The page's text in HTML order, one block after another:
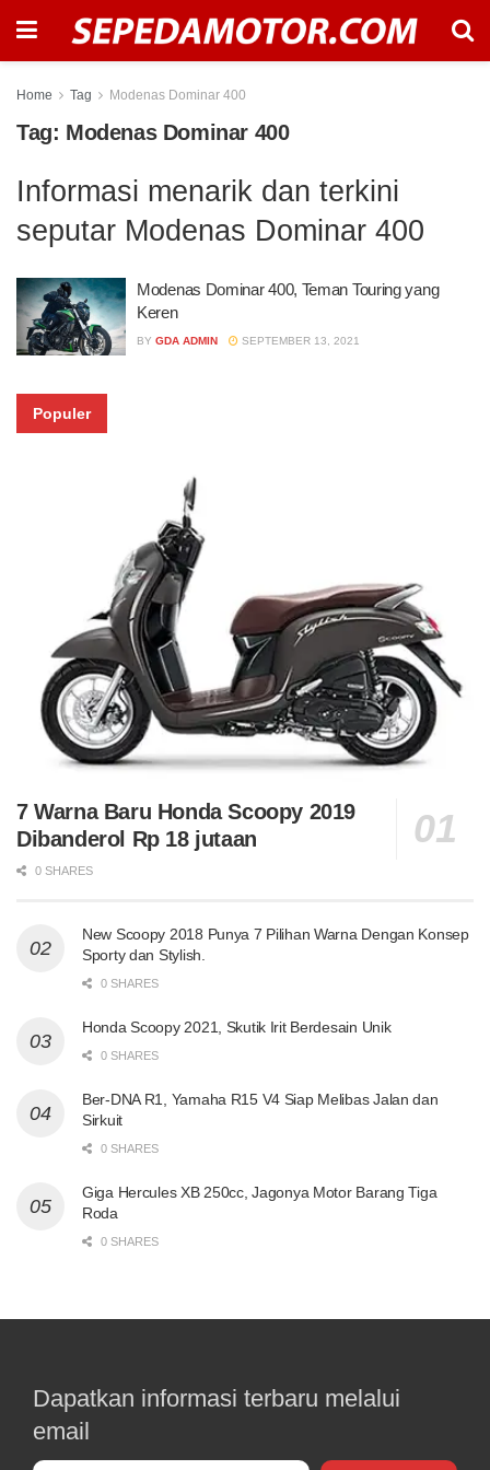
Home Tag Modenas Dominar 400
Tag: Modenas Dominar 400
Informasi menarik dan terkini
seputar Modenas Dominar 400
Modenas Dominar 400, Teman Touring yang
Keren
BY GDA ADMIN SEPTEMBER 13, 2021
Populer
7 Warna Baru Honda Scoopy 2019
Dibanderol Rp 18 jutaan
0 SHARES
New Scoopy 2018 Punya 7 Pilihan Warna Dengan Konsep
Sporty dan Stylish.
0 SHARES
Honda Scoopy 2021, Skutik Irit Berdesain Unik
0 SHARES
Ber-DNA R1, Yamaha R15 V4 Siap Melibas Jalan dan
Sirkuit
0 SHARES
Giga Hercules XB 250cc, Jagonya Motor Barang Tiga
Roda
0 SHARES
Dapatkan informasi terbaru melalui
email